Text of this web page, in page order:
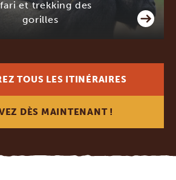
et trekking des
gorilles
TOUS LES ITINÉRAIRES
DÈS MAINTENANT !